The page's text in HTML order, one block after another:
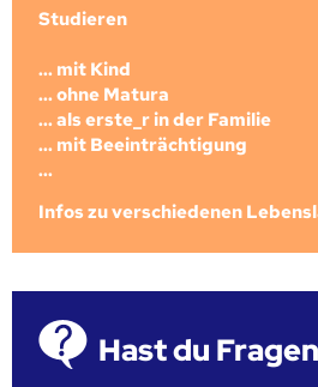
Studieren
... mit Kind
... ohne Matura
... als erste_r in der Familie
... mit Beeinträchtigung
...
Infos zu verschiedenen
Hast du